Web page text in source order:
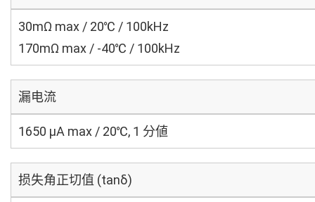
30mΩ max / 20℃ / 100kHz
170mΩ max / -40℃ / 100kHz
漏电流
1650 μA max / 20℃, 1 分値
损失角正切值 (tanδ)